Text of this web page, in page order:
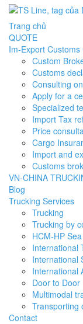
Trang chủ
QUOTE
Im-Export
Custom
Customs
Consulting
Apply for a
Specialized
Import Tax
Price
Cargo
Import and
Customs
VN-CHINA
Blog
Trucking Services
Trucking
Trucking by
HCM-HP
International
International
International
Door to Door
Multimodal
Transporting
Contact